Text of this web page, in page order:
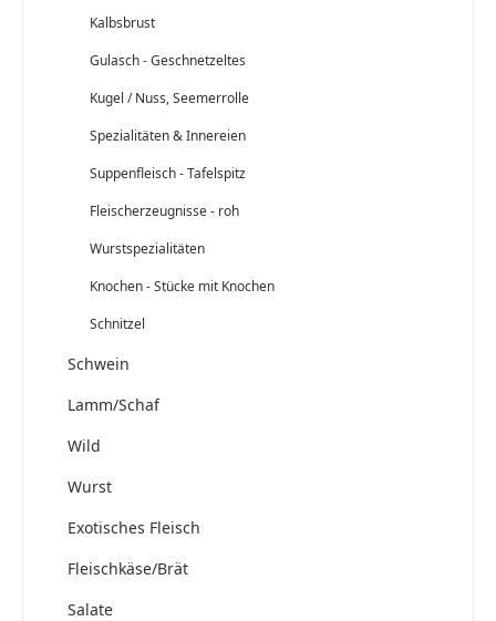
Kalbsbrust
Gulasch - Geschnetzeltes
Kugel / Nuss, Seemerrolle
Spezialitäten & Innereien
Suppenfleisch - Tafelspitz
Fleischerzeugnisse - roh
Wurstspezialitäten
Knochen - Stücke mit Knochen
Schnitzel
Schwein
Lamm/Schaf
Wild
Wurst
Exotisches Fleisch
Fleischkäse/Brät
Salate